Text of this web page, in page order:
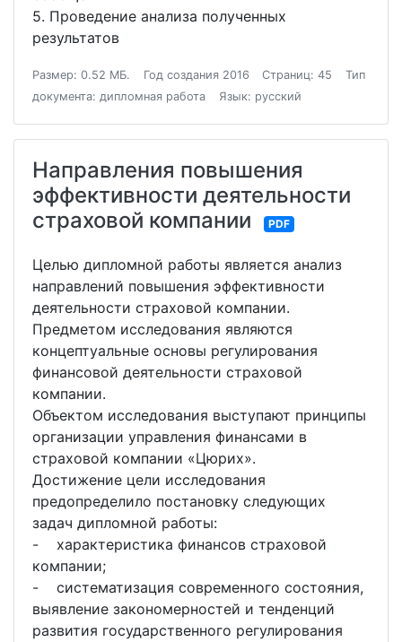
5. Проведение анализа полученных
результатов
Размер: 0.52 МБ. Год создания 2016 Страниц: 45
Тип
документа: дипломная работа
Язык: русский
Направления повышения
эффективности деятельности
страховой компании
PDF
Целью дипломной работы является анализ
направлений повышения эффективности
деятельности страховой компании.
Предметом исследования являются
концептуальные основы регулирования
финансовой деятельности страховой
компании.
Объектом исследования выступают принципы
организации управления финансами в
страховой компании «Цюрих».
Достижение цели исследования
предопределило постановку следующих
задач дипломной работы:
- характеристика финансов страховой
компании;
- систематизация современного состояния,
выявление закономерностей и тенденций
развития государственного регулирования